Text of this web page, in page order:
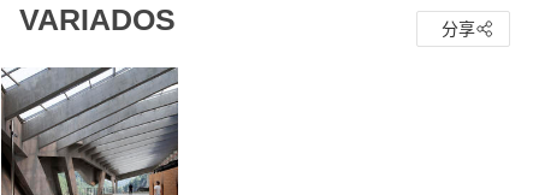
VARIADOS 分享